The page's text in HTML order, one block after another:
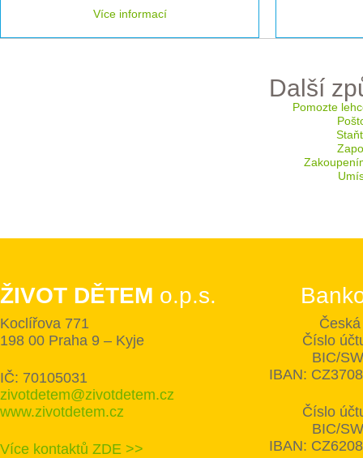
Více informací
Další
Pomozte
ŽIVOT DĚTEM o.p.s.
Koclířova 771
198 00 Praha 9 – Kyje
IČ: 70105031
zivotdetem@zivotdetem.cz
www.zivotdetem.cz
Více kontaktů ZDE >>
Číslo
BIC/
IBAN:
Číslo
BIC/
IBAN: